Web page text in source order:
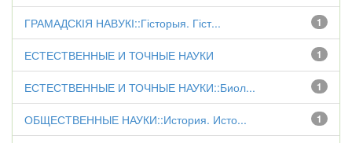
1
ГРАМАДСКІЯ НАВУКІ::Гісторыя. Гіст...
1
ЕСТЕСТВЕННЫЕ И ТОЧНЫЕ НАУКИ
1
ЕСТЕСТВЕННЫЕ И ТОЧНЫЕ НАУКИ::Биол...
1
ОБЩЕСТВЕННЫЕ НАУКИ::История. Исто...